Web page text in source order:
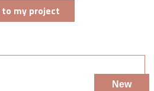
to my project
New